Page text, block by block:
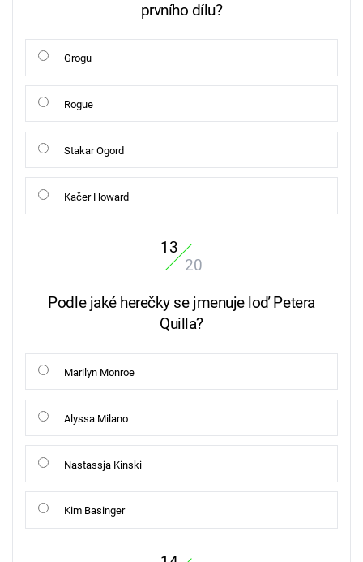
prvního dílu?
Grogu
Rogue
Stakar Ogord
Kačer Howard
13
20
Podle jaké herečky se jmenuje loď Petera
Quilla?
Marilyn Monroe
Alyssa Milano
Nastassja Kinski
Kim Basinger